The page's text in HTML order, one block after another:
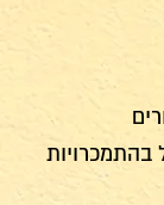
בהתמכרויות